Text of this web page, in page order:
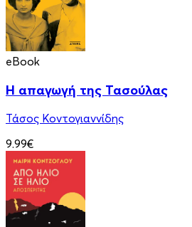
eBook
Η απαγωγή της Τασούλας
Τάσος Κοντογιαννίδης
9.99€